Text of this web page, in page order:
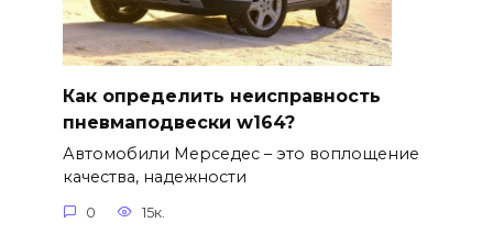
Как определить неисправность
пневмаподвески w164?
Автомобили Мерседес – это воплощение
качества, надежности
0 15к.